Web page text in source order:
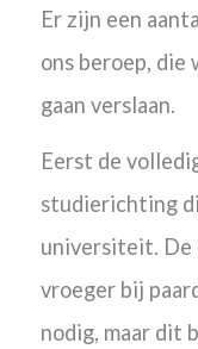
Er zijn een
ons beroep, die
gaan verslaan.
Eerst de
studierichting
universiteit.
vroeger bij
nodig, maar dit